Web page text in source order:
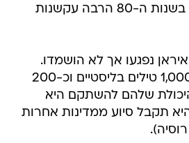
במלחמה נגד עיראק בשנות ה-80 הרבה עקשנות
נפגעו אך לא הושמדו.
עדיין יש לה יותר מ-1,000 טילים בליסטיים וכ-200
שלהם להשתקם היא
תקבל סיוע ממדינות אחרות